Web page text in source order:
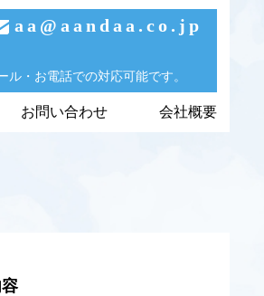
aa@aandaa.co.jp
ル・お電話での対応可能です。
お問い合わせ 会社概要